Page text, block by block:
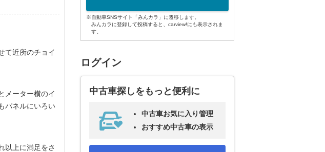
て近所のチョイ
メーター横のイ
パネルにいろい
以上に満足をさ
※自動車SNSサイト「みんカラ」に遷移します。
みんカラに登録して投稿すると、carview!にも表示されま
す。
ログイン
中古車探しをもっと便利に
中古車お気に入り管理
おすすめ中古車の表示